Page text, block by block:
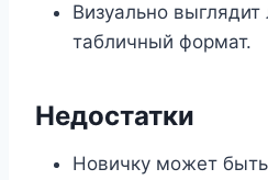
Визуально
табличный формат.
Недостатки
Новичку может